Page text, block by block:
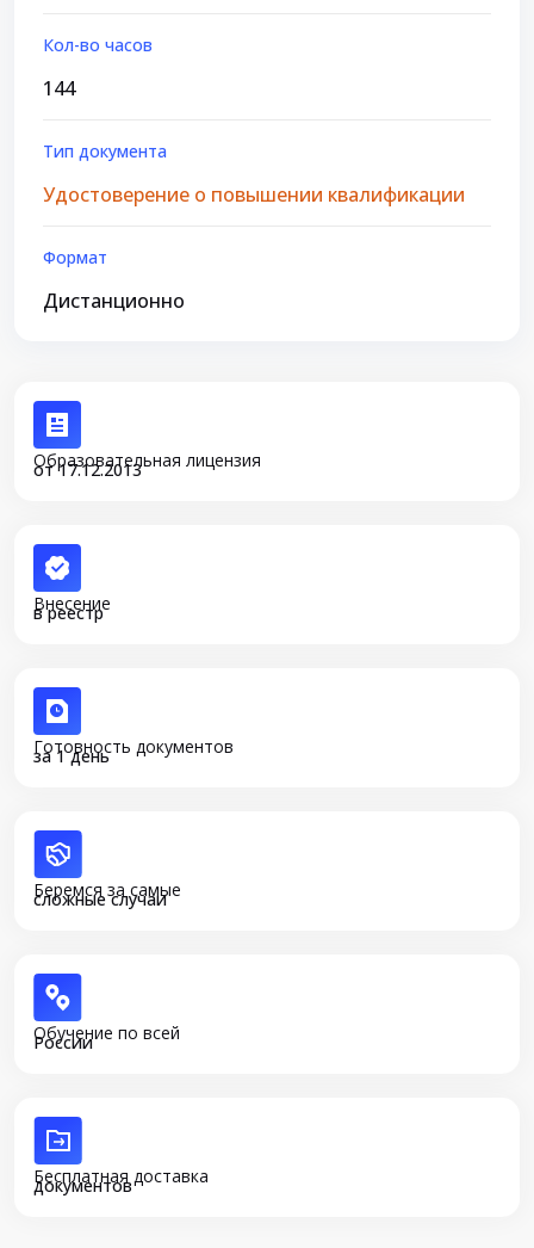
Кол-во часов
144
Тип документа
Удостоверение о повышении квалификации
Формат
Дистанционно
Образовательная лицензия
от 17.12.2013
Внесение
в реестр
Готовность документов
за 1 день
Беремся за самые
сложные случаи
Обучение по всей
России
Бесплатная доставка
документов